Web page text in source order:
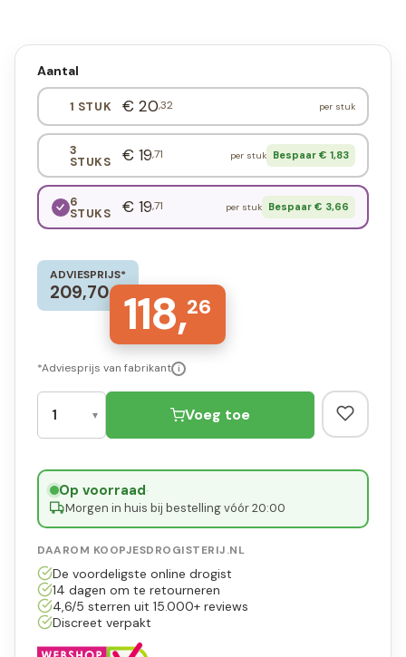
Aantal
1 STUK € 20,32 per stuk
3
STUKS € 19,71 per stuk Bespaar € 1,83
6
STUKS € 19,71 per stuk Bespaar € 3,66
ADVIESPRIJS*
209,70 118,26
*Adviesprijs van fabrikant i
Voeg toe
Op voorraad·
Morgen in huis bij bestelling vóór 20:00
DAAROM KOOPJESDROGISTERIJ.NL
De voordeligste online drogist
14 dagen om te retourneren
4,6/5 sterren uit 15.000+ reviews
Discreet verpakt